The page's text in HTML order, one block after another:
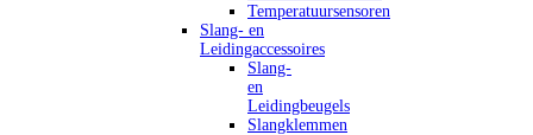
Temperatuursensoren
Slang- en
Leidingaccessoires
Slang-
en
Leidingbeugels
Slangklemmen